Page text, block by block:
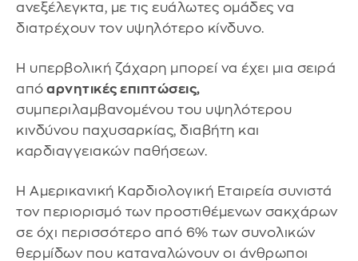
ανεξέλεγκτα, με τις ευάλωτες ομάδες να
διατρέχουν τον υψηλότερο κίνδυνο.
Η υπερβολική ζάχαρη μπορεί να έχει μια σειρά
από αρνητικές επιπτώσεις,
συμπεριλαμβανομένου του υψηλότερου
κινδύνου παχυσαρκίας, διαβήτη και
καρδιαγγειακών παθήσεων.
Η Αμερικανική Καρδιολογική Εταιρεία συνιστά
τον περιορισμό των προστιθέμενων σακχάρων
σε όχι περισσότερο από 6% των συνολικών
θερμίδων που καταναλώνουν οι άνθρωποι